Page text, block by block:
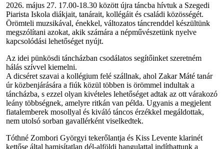
2026. május 27. 17.00-18.30 között újra táncba hívtuk a Szegedi
Piarista Iskola diákjait, tanárait, kollégáit és családi közösségét.
Örömteli muzsikával, énekkel, változatos táncrenddel készültünk
megszólítani azokat, akik számára a népművészetünk nyelve
kapcsolódási lehetőséget nyújt.
Az idei pünkösdi táncházban csodálatos segítőinket szeretném
hálás szívvel kiemelni.
A dicséret szavai a kollégium felé szállnak, ahol Zakar Máté tanár
úr közbenjárására a fiúk közül többen is örömmel indultak a
táncházba, s ezzel olyan kivételes lehetőséget adtak az ott várakozó
leány többségnek, amelyre ritkán van példa. Ugyanis a megjelent
fiatalemberek mosollyal és kiváló táncos érzékkel megáldottak,
nem utolsó sorban gavallérként viselkedtek.
Tóthné Zombori Györgyi tekerőlantja és Kiss Levente klarinét
kettőse által hamisítatlan dél-alföldi hangulattal indíthattunk a